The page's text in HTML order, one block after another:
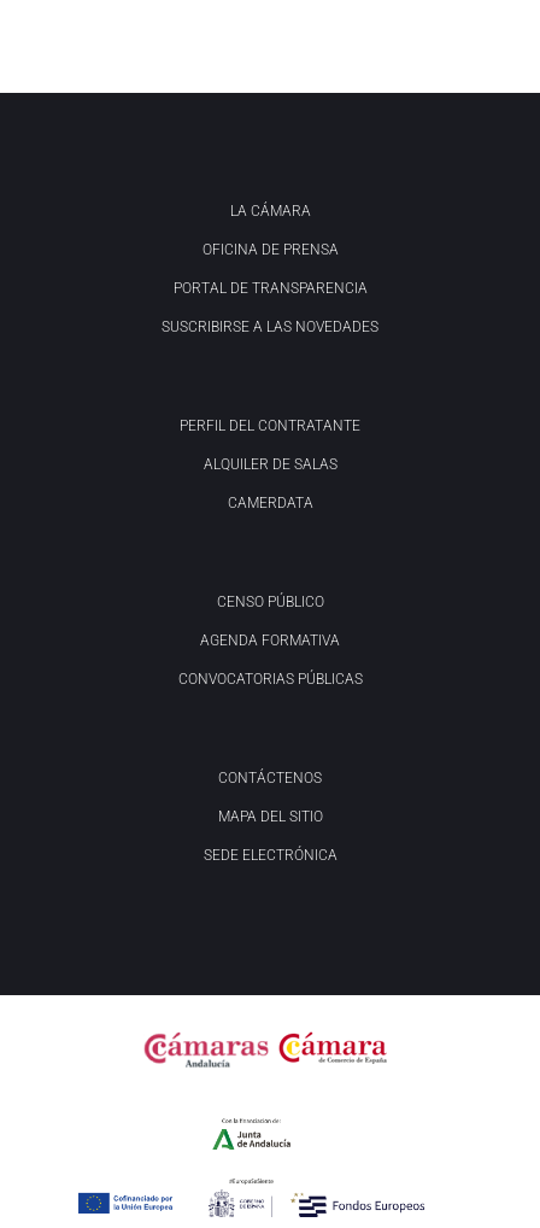
LA CÁMARA
OFICINA DE PRENSA
PORTAL DE TRANSPARENCIA
SUSCRIBIRSE A LAS NOVEDADES
PERFIL DEL CONTRATANTE
ALQUILER DE SALAS
CAMERDATA
CENSO PÚBLICO
AGENDA FORMATIVA
CONVOCATORIAS PÚBLICAS
CONTÁCTENOS
MAPA DEL SITIO
SEDE ELECTRÓNICA